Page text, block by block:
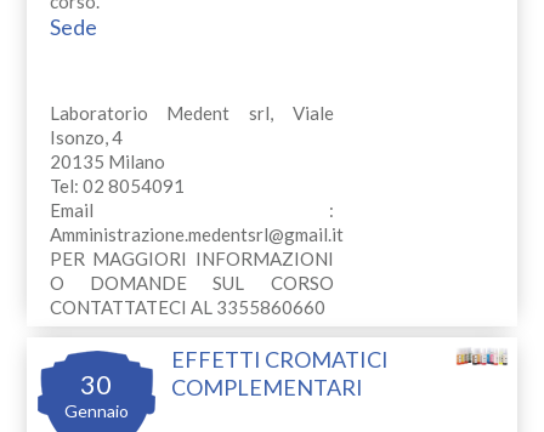
Sede
Laboratorio Medent srl, Viale
Isonzo, 4
20135 Milano
Tel: 02 8054091
Email :
Amministrazione.medentsrl@gmail.it
PER MAGGIORI INFORMAZIONI
O DOMANDE SUL CORSO
CONTATTATECI AL 3355860660
30
Gennaio
EFFETTI CROMATICI
COMPLEMENTARI